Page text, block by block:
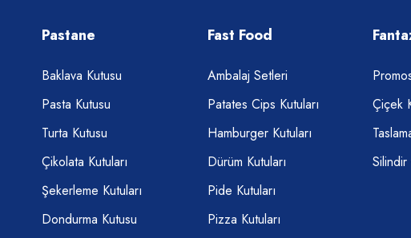
Pastane
Baklava Kutusu
Pasta Kutusu
Turta Kutusu
Çikolata Kutuları
Şekerleme Kutuları
Dondurma Kutusu
Fast Food
Ambalaj Setleri
Patates Cips Kutuları
Hamburger Kutuları
Dürüm Kutuları
Pide Kutuları
Pizza Kutuları
Çiçek